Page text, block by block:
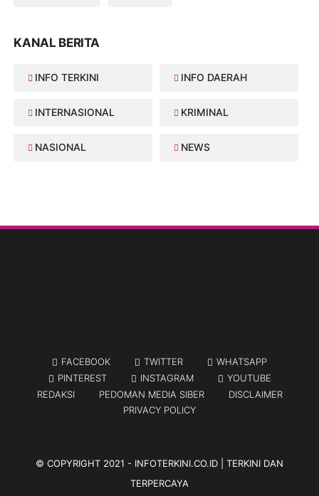
KANAL BERITA
INFO TERKINI INFO DAERAH
INTERNASIONAL KRIMINAL
NASIONAL NEWS
FACEBOOK TWITTER
WHATSAPP
PINTEREST
INSTAGRAM
YOUTUBE
REDAKSI
PEDOMAN MEDIA SIBER
DISCLAIMER
PRIVACY POLICY
© COPYRIGHT 2021 - INFOTERKINI.CO.ID | TERKINI DAN
TERPERCAYA